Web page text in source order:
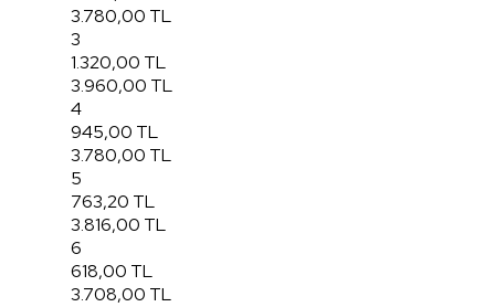
3.780,00 TL
3
1.320,00 TL
3.960,00 TL
4
945,00 TL
3.780,00 TL
5
763,20 TL
3.816,00 TL
6
618,00 TL
3.708,00 TL